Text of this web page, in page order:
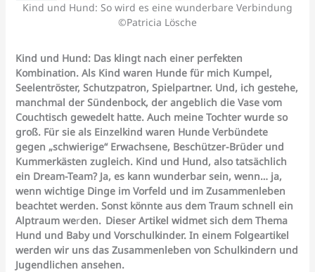
Kind und Hund: So wird es eine wunderbare Verbindung
©Patricia Lösche
Kind und Hund: Das klingt nach einer perfekten
Kombination. Als Kind waren Hunde für mich Kumpel,
Seelentröster, Schutzpatron, Spielpartner. Und, ich gestehe,
manchmal der Sündenbock, der angeblich die Vase vom
Couchtisch gewedelt hatte. Auch meine Tochter wurde so
groß. Für sie als Einzelkind waren Hunde Verbündete
gegen „schwierige“ Erwachsene, Beschützer-Brüder und
Kummerkästen zugleich. Kind und Hund, also tatsächlich
ein Dream-Team? Ja, es kann wunderbar sein, wenn… ja,
wenn wichtige Dinge im Vorfeld und im Zusammenleben
beachtet werden. Sonst könnte aus dem Traum schnell ein
Alptraum werden. Dieser Artikel widmet sich dem Thema
Hund und Baby und Vorschulkinder. In einem Folgeartikel
werden wir uns das Zusammenleben von Schulkindern und
Jugendlichen ansehen.